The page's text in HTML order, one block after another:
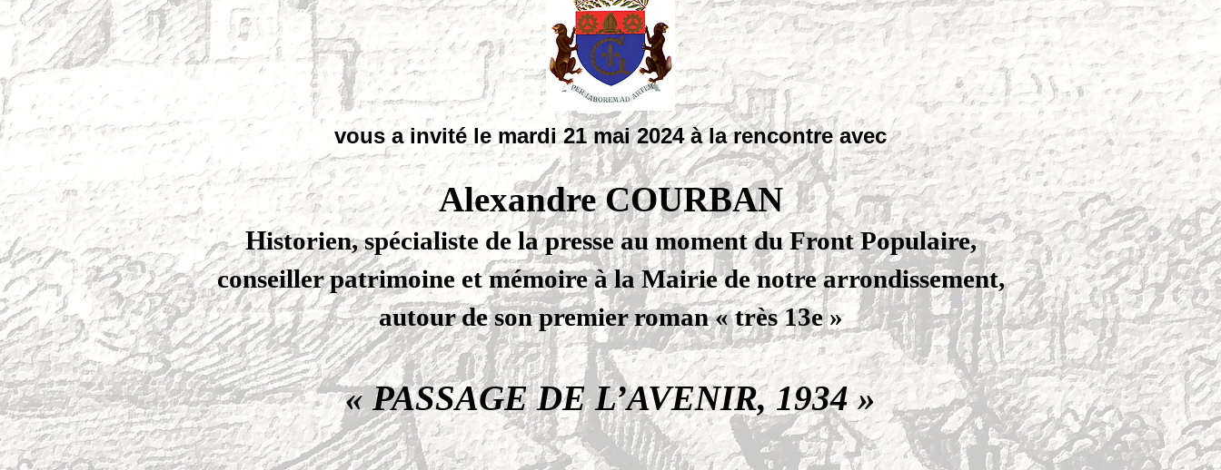
vous a invité le mardi 21 mai 2024 à la rencontre avec
Alexandre COURBAN
Historien, spécialiste de la presse au moment du Front Populaire,
conseiller patrimoine et mémoire à la Mairie de notre arrondissement,
autour de son premier roman « très 13e »
« PASSAGE DE L’AVENIR, 1934 »